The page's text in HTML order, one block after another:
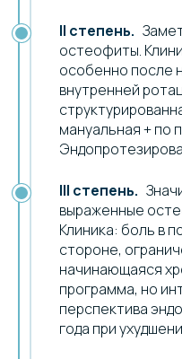
II степень.
остеофиты.
особенно после
внутренней
мануальная + по
III степень.
выраженные
Клиника: боль в
стороне,
начинающаяся
программа, но
перспектива
года при